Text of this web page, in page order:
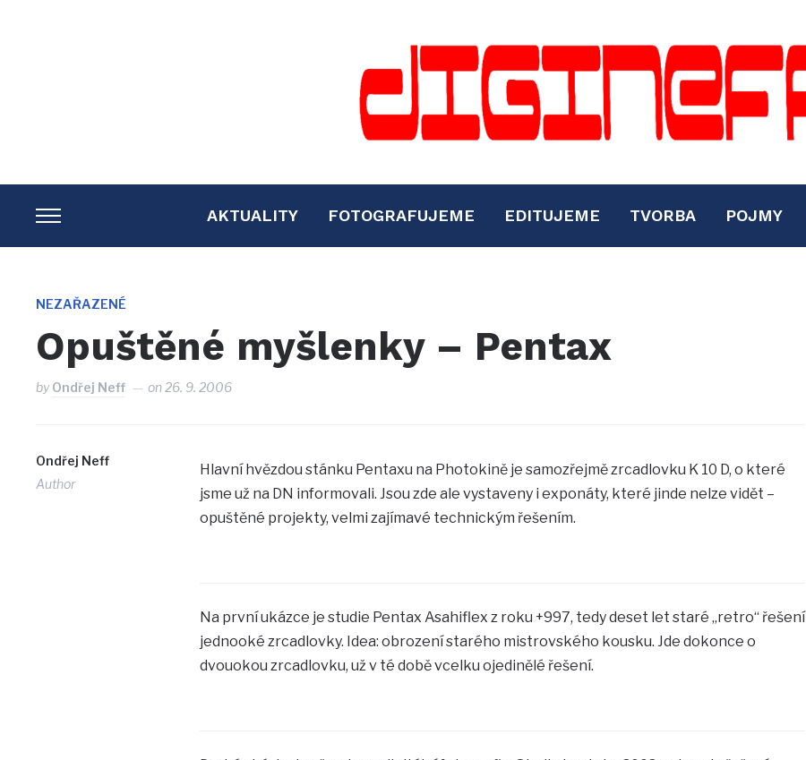
TOGGLE
SIDEBAR
NAVIGATION
AKTUALITY FOTOGRAFUJEME EDITUJEME TVORBA POJMY
NEZAŘAZENÉ
Opuštěné myšlenky – Pentax
byOndřej Neff on26. 9. 2006
Ondřej Neff
Author
Hlavní hvězdou stánku Pentaxu na Photokině je samozřejmě zrcadlovku K 10 D, o které
jsme už na DN informovali. Jsou zde ale vystaveny i exponáty, které jinde nelze vidět –
opuštěné projekty, velmi zajímavé technickým řešením.
Na první ukázce je studie Pentax Asahiflex z roku +997, tedy deset let staré „retro“ řešení
jednooké zrcadlovky. Idea: obrození starého mistrovského kousku. Jde dokonce o
dvouokou zrcadlovku, už v té době vcelku ojedinělé řešení.